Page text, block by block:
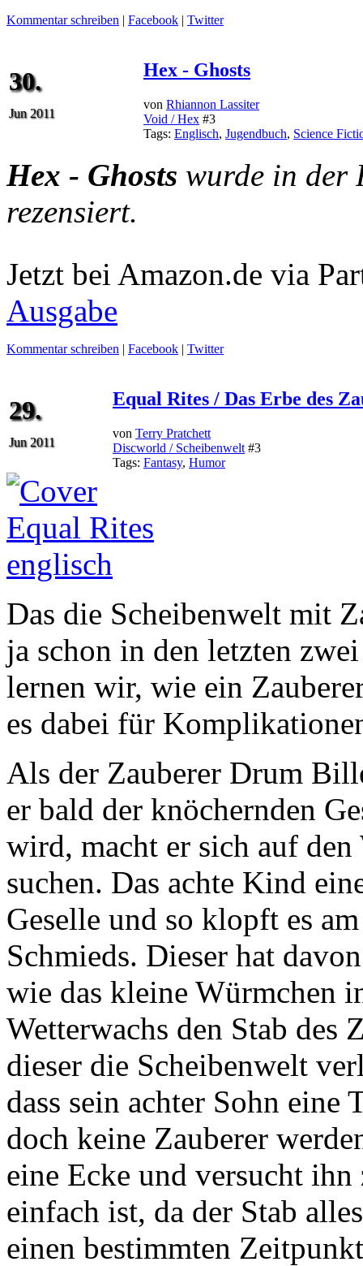
Kommentar schreiben | Facebook | Twitter
30.
Jun 2011
Hex - Ghosts
von Rhiannon Lassiter
Void / Hex #3
Tags: Englisch, Jugendbuch, Science
Hex - Ghosts wurde in der
rezensiert.
Jetzt bei Amazon.de via
Ausgabe
Kommentar schreiben | Facebook | Twitter
29.
Jun 2011
Equal Rites / Das Erbe des
von Terry Pratchett
Discworld / Scheibenwelt #3
Tags: Fantasy, Humor
Das die Scheibenwelt mit
ja schon in den letzten
lernen wir, wie ein
es dabei für
Als der Zauberer Drum
er bald der knöchernden
wird, macht er sich auf
suchen. Das achte Kind
Geselle und so klopft es
Schmieds. Dieser hat
wie das kleine Würmchen
Wetterwachs den Stab des
dieser die Scheibenwelt
dass sein achter Sohn eine
doch keine Zauberer
eine Ecke und versucht
einfach ist, da der Stab
einen bestimmten